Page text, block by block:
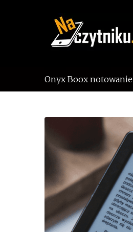
Onyx Boox notowanie
Tag:
Onyx
Boox
notowanie